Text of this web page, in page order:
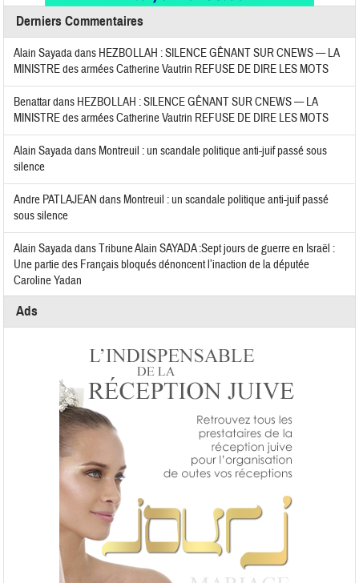
Derniers Commentaires
Alain Sayadadans HEZBOLLAH : SILENCE GÊNANT SUR CNEWS — LA
MINISTRE des armées Catherine Vautrin REFUSE DE DIRE LES MOTS
Benattardans HEZBOLLAH : SILENCE GÊNANT SUR CNEWS — LA
MINISTRE des armées Catherine Vautrin REFUSE DE DIRE LES MOTS
Alain Sayadadans Montreuil : un scandale politique anti-juif passé sous
silence
Andre PATLAJEAN dans Montreuil : un scandale politique anti-juif passé
sous silence
Alain SayadadansTribune Alain SAYADA :Sept jours de guerre en Israël :
Une partie des Français bloqués dénoncent l’inaction de la députée
Caroline Yadan
Ads